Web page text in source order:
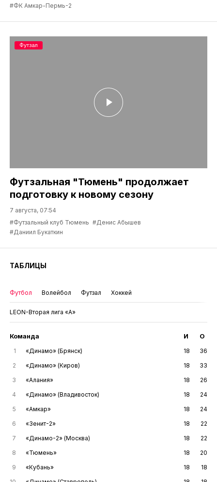
#ФК Амкар-Пермь-2
Футзальная "Тюмень" продолжает
подготовку к новому сезону
7 августа, 07:54
#Футзальный клуб Тюмень #Денис Абышев
#Даниил Букаткин
Футзал
ТАБЛИЦЫ
Футбол Волейбол Футзал Хоккей
LEON-Вторая лига «А»
Команда И О
1 «Динамо» (Брянск) 18
36
2
«Динамо» (Киров) 18
33
3
«Алания» 18
26
4
«Динамо» (Владивосток) 18
24
5
«Амкар» 18
24
6
«Зенит-2» 18
22
7
«Динамо-2» (Москва) 18
22
8
«Тюмень» 18
20
9
«Кубань» 18
18